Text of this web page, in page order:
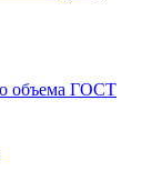
объема ГОСТ